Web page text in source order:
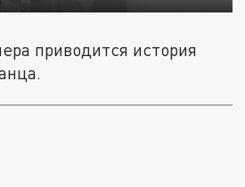
приводится история